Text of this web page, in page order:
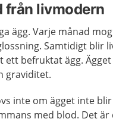
från livmodern
ägg. Varje månad
Samtidigt blir
befruktat ägg.
graviditet.
inte om ägget inte
med blod. Det är